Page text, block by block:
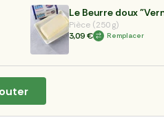
Le Beurre doux
Pièce (250 g)
3,09 €
Remplacer